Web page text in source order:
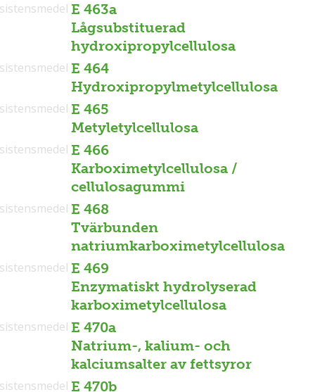
E 463a
Lågsubstituerad
hydroxipropylcellulosa
E 464
Hydroxipropylmetylcellulosa
E 465
Metyletylcellulosa
E 466
Karboximetylcellulosa /
cellulosagummi
E 468
Tvärbunden
natriumkarboximetylcellulosa
E 469
Enzymatiskt hydrolyserad
karboximetylcellulosa
E 470a
Natrium-, kalium- och
kalciumsalter av fettsyror
E 470b